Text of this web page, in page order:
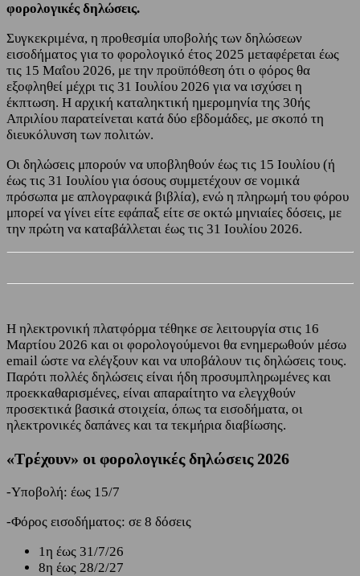
φορολογικές δηλώσεις.
Συγκεκριμένα, η προθεσμία υποβολής των δηλώσεων
εισοδήματος για το φορολογικό έτος 2025 μεταφέρεται έως
τις 15 Μαΐου 2026, με την προϋπόθεση ότι ο φόρος θα
εξοφληθεί μέχρι τις 31 Ιουλίου 2026 για να ισχύσει η
έκπτωση. Η αρχική καταληκτική ημερομηνία της 30ής
Απριλίου παρατείνεται κατά δύο εβδομάδες, με σκοπό τη
διευκόλυνση των πολιτών.
Οι δηλώσεις μπορούν να υποβληθούν έως τις 15 Ιουλίου (ή
έως τις 31 Ιουλίου για όσους συμμετέχουν σε νομικά
πρόσωπα με απλογραφικά βιβλία), ενώ η πληρωμή του φόρου
μπορεί να γίνει είτε εφάπαξ είτε σε οκτώ μηνιαίες δόσεις, με
την πρώτη να καταβάλλεται έως τις 31 Ιουλίου 2026.
Η ηλεκτρονική πλατφόρμα τέθηκε σε λειτουργία στις 16
Μαρτίου 2026 και οι φορολογούμενοι θα ενημερωθούν μέσω
email ώστε να ελέγξουν και να υποβάλουν τις δηλώσεις τους.
Παρότι πολλές δηλώσεις είναι ήδη προσυμπληρωμένες και
προεκκαθαρισμένες, είναι απαραίτητο να ελεγχθούν
προσεκτικά βασικά στοιχεία, όπως τα εισοδήματα, οι
ηλεκτρονικές δαπάνες και τα τεκμήρια διαβίωσης.
«Τρέχουν» οι φορολογικές δηλώσεις 2026
-Υποβολή: έως 15/7
-Φόρος εισοδήματος: σε 8 δόσεις
1η έως 31/7/26
8η έως 28/2/27